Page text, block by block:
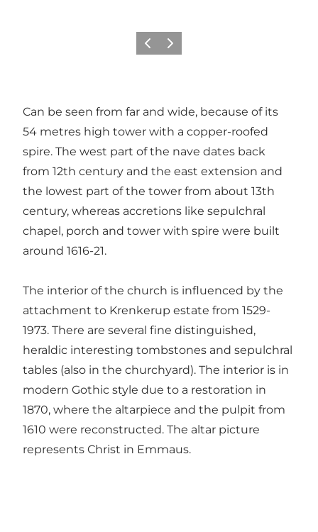
PrécédentSuivant
Can be seen from far and wide, because of its
54 metres high tower with a copper-roofed
spire. The west part of the nave dates back
from 12th century and the east extension and
the lowest part of the tower from about 13th
century, whereas accretions like sepulchral
chapel, porch and tower with spire were built
around 1616-21.
The interior of the church is influenced by the
attachment to Krenkerup estate from 1529-
1973. There are several fine distinguished,
heraldic interesting tombstones and sepulchral
tables (also in the churchyard). The interior is in
modern Gothic style due to a restoration in
1870, where the altarpiece and the pulpit from
1610 were reconstructed. The altar picture
represents Christ in Emmaus.